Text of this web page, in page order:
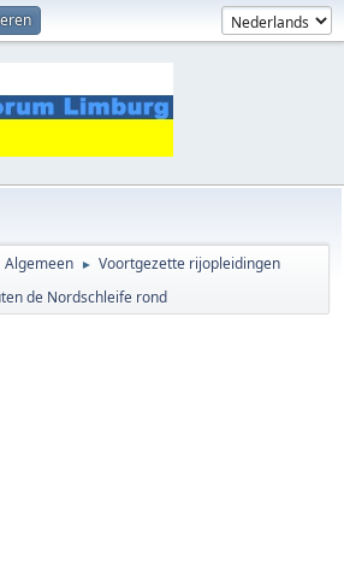
Algemeen ► Voortgezette rijopleidingen
de Nordschleife rond